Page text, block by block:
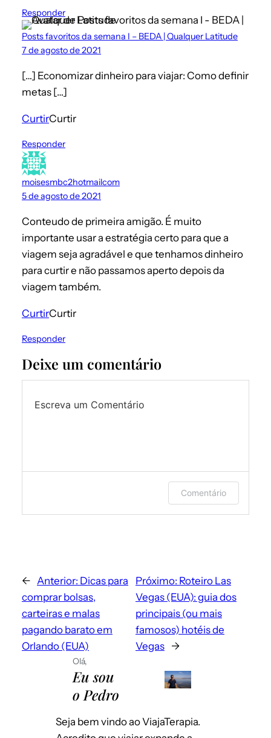
Responder
Posts favoritos da semana I – BEDA | Qualquer Latitude
7 de agosto de 2021
[…] Economizar dinheiro para viajar: Como definir
metas […]
CurtirCurtir
Responder
moisesmbc2hotmailcom
5 de agosto de 2021
Conteudo de primeira amigão. É muito
importante usar a estratégia certo para que a
viagem seja agradável e que tenhamos dinheiro
para curtir e não passamos aperto depois da
viagem também.
CurtirCurtir
Responder
Deixe um comentário
Escreva um Comentário
Faça login ou forneça seu nome e e-
mail para deixar um comentário.
Envie-me e-mails sobre novos posts.
Instantaneamente
Por dia
Por semana
Comentário
← Anterior: Dicas para
comprar bolsas,
carteiras e malas
pagando barato em
Orlando (EUA)
Próximo: Roteiro Las
Vegas (EUA): guia dos
principais (ou mais
famosos) hotéis de
Vegas →
Olá,
Eu sou
o Pedro
Seja bem vindo ao ViajaTerapia.